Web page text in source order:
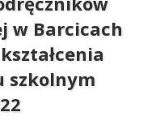
w Barcicach
szkolnym